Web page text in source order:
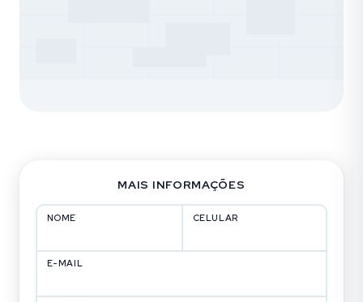
MAIS INFORMAÇÕES
NOME CELULAR
E-MAIL